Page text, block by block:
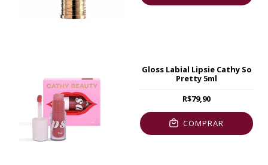
Gloss Labial Lipsie Cathy So
Pretty 5ml
R$79,90
COMPRAR